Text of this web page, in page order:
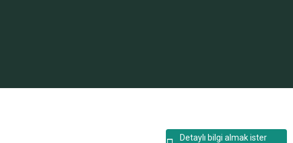
Detaylı bilgi almak ister